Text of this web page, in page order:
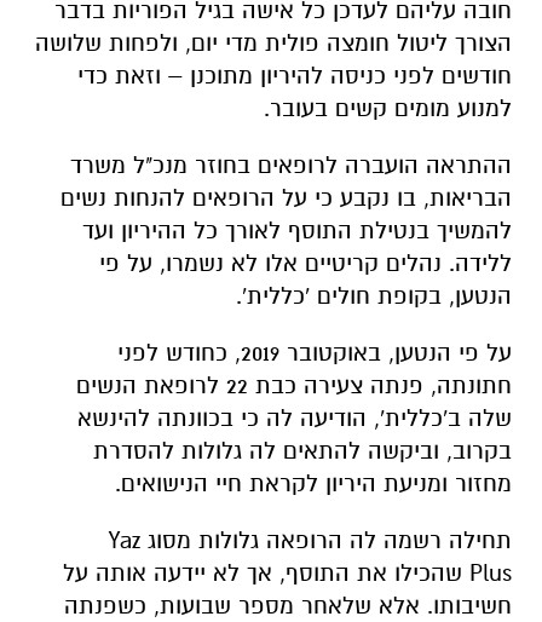
חובה עליהם לעדכן כל אישה בגיל הפוריות בדבר
הצורך ליטול חומצה פולית מדי יום, ולפחות שלושה
חודשים לפני כניסה להיריון מתוכנן – וזאת כדי
למנוע מומים קשים בעובר.
ההתראה הועברה לרופאים בחוזר מנכ"ל משרד
הבריאות, בו נקבע כי על הרופאים להנחות נשים
להמשיך בנטילת התוסף לאורך כל ההיריון ועד
ללידה. נהלים קריטיים אלו לא נשמרו, על פי
הנטען, בקופת חולים 'כללית'.
על פי הנטען, באוקטובר 2019, כחודש לפני
חתונתה, פנתה צעירה כבת 22 לרופאת הנשים
שלה ב'כללית', הודיעה לה כי בכוונתה להינשא
בקרוב, וביקשה להתאים לה גלולות להסדרת
מחזור ומניעת היריון לקראת חיי הנישואים.
תחילה רשמה לה הרופאה גלולות מסוג Yaz
Plus שהכילו את התוסף, אך לא יידעה אותה על
חשיבותו. אלא שלאחר מספר שבועות, כשפנתה